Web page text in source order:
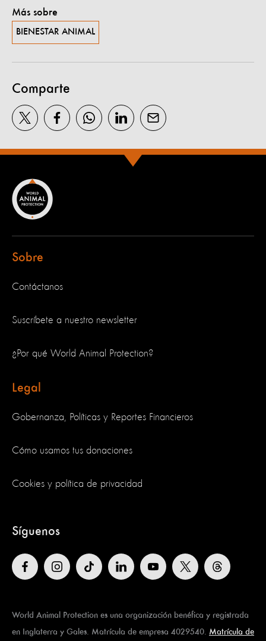
Más sobre
BIENESTAR ANIMAL
Comparte
Sobre
Contáctanos
Suscríbete a nuestro newsletter
¿Por qué World Animal Protection?
Legal
Gobernanza, Políticas y Reportes Financieros
Cómo usamos tus donaciones
Cookies y política de privacidad
Síguenos
World Animal Protection es una organización benéfica y registrada
en Inglaterra y Gales. Matrícula de empresa 4029540. Matrícula de